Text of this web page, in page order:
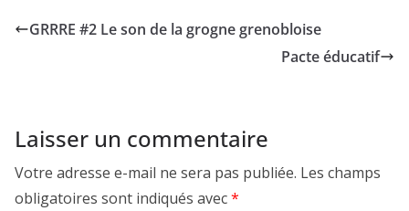
GRRRE #2 Le son de la grogne grenobloise
Pacte éducatif
Laisser un commentaire
Votre adresse e-mail ne sera pas publiée. Les champs
obligatoires sont indiqués avec*